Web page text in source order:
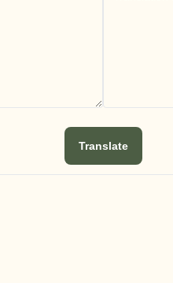
Translate